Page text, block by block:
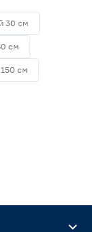
30 см
см
см